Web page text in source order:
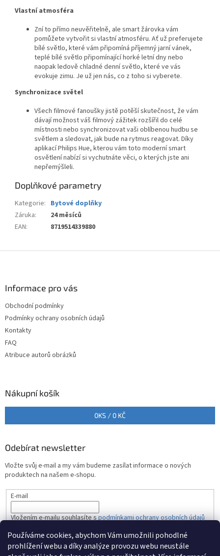
Používáme cookies, abychom Vám umožnili pohodlné
prohlížení webu a díky analýze provozu webu neustále
Vlastní atmosféra
Zní to přímo neuvěřitelně, ale smart žárovka vám
pomůžete vytvořit si vlastní atmosféru. Ať už preferujete
bílé světlo, které vám připomíná příjemný jarní vánek,
teplé bílé světlo připomínající horké letní dny nebo
naopak ledově chladné denní světlo, které ve vás
evokuje zimu. Je už jen nás, co z toho si vyberete.
Synchronizace světel
Všech filmové fanoušky jistě potěší skutečnost, že vám
dávají možnost váš filmový zážitek rozšířil do celé
místnosti nebo synchronizovat vaši oblíbenou hudbu se
světlem a sledovat, jak bude na rytmus reagovat. Díky
aplikací Philips Hue, kterou vám toto moderní smart
osvětlení nabízí si vychutnáte věci, o kterých jste ani
nepřemýšleli.
Doplňkové parametry
Kategorie: Bytové doplňky
Záruka:
24 měsíců
EAN: 8719514339880
Informace pro vás
Obchodní podmínky
Podmínky ochrany osobních údajů
Kontakty
FAQ
Atribuce autorů obrázků
Nákupní košík
0KS / 0 KČ
Odebírat newsletter
Vložte svůj e-mail a my vám budeme zasílat informace o nových
produktech na našem e-shopu.
E-mail
Vložením e-mailu souhlasíte spodmínkami ochrany osobních údajů
PŘIHLÁSIT SE